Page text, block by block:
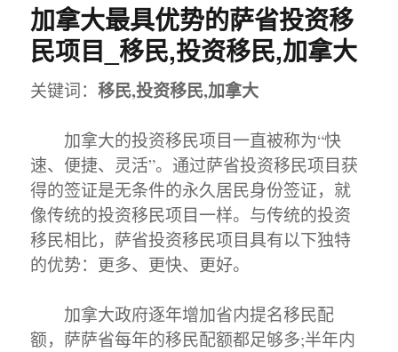
加拿大最具优势的萨省投资移
民项目_移民,投资移民,加拿大
关键词：移民,投资移民,加拿大
加拿大的投资移民项目一直被称为“快
速、便捷、灵活”。通过萨省投资移民项目获
得的签证是无条件的永久居民身份签证，就
像传统的投资移民项目一样。与传统的投资
移民相比，萨省投资移民项目具有以下独特
的优势：更多、更快、更好。
加拿大政府逐年增加省内提名移民配
额，萨萨省每年的移民配额都足够多;半年内